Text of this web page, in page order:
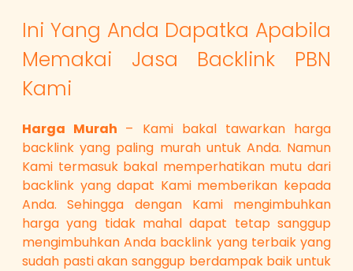
Ini Yang Anda Dapatka Apabila
Memakai Jasa Backlink PBN
Kami
Harga Murah – Kami bakal tawarkan harga
backlink yang paling murah untuk Anda. Namun
Kami termasuk bakal memperhatikan mutu dari
backlink yang dapat Kami memberikan kepada
Anda. Sehingga dengan Kami mengimbuhkan
harga yang tidak mahal dapat tetap sanggup
mengimbuhkan Anda backlink yang terbaik yang
sudah pasti akan sanggup berdampak baik untuk